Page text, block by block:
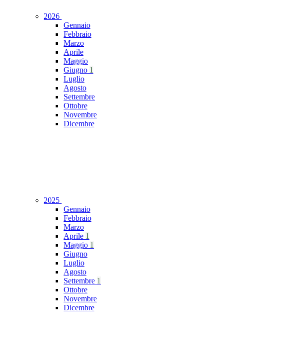
2026
Gennaio
Febbraio
Marzo
Aprile
Maggio
Giugno 1
Luglio
Agosto
Settembre
Ottobre
Novembre
Dicembre
2025
Gennaio
Febbraio
Marzo
Aprile 1
Maggio 1
Giugno
Luglio
Agosto
Settembre 1
Ottobre
Novembre
Dicembre